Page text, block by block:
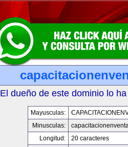
El dueño de este dominio lo
Mayusculas:
Minusculas:
Longitud:
20 caracteres